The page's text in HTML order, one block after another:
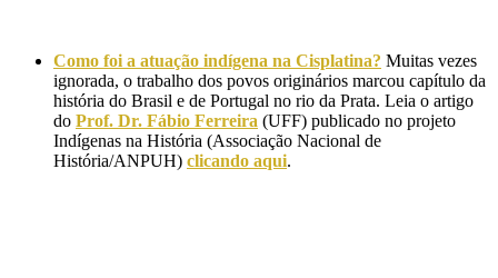
Como foi a atuação indígena na Cisplatina? Muitas vezes
ignorada, o trabalho dos povos originários marcou capítulo da
história do Brasil e de Portugal no rio da Prata. Leia o artigo
do Prof. Dr. Fábio Ferreira (UFF) publicado no projeto
Indígenas na História (Associação Nacional de
História/ANPUH) clicando aqui.